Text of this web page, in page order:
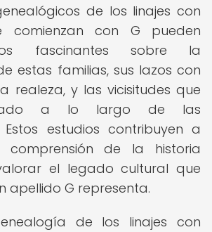
de los linajes con
comienzan con G pueden
fascinantes sobre la
estas familias, sus lazos con
realeza, y las vicisitudes que
a lo largo de las
Estos estudios contribuyen a
comprensión de la historia
el legado cultural que
apellido G representa.
de los linajes con